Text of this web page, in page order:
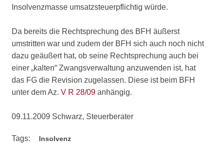
Insolvenzmasse umsatzsteuerpflichtig würde.
Da bereits die Rechtsprechung des BFH äußerst
umstritten war und zudem der BFH sich auch noch nicht
dazu geäußert hat, ob seine Rechtsprechung auch bei
einer „kalten“ Zwangsverwaltung anzuwenden ist, hat
das FG die Revision zugelassen. Diese ist beim BFH
unter dem Az.V R 28/09 anhängig.
09.11.2009 Schwarz, Steuerberater
Tags: Insolvenz